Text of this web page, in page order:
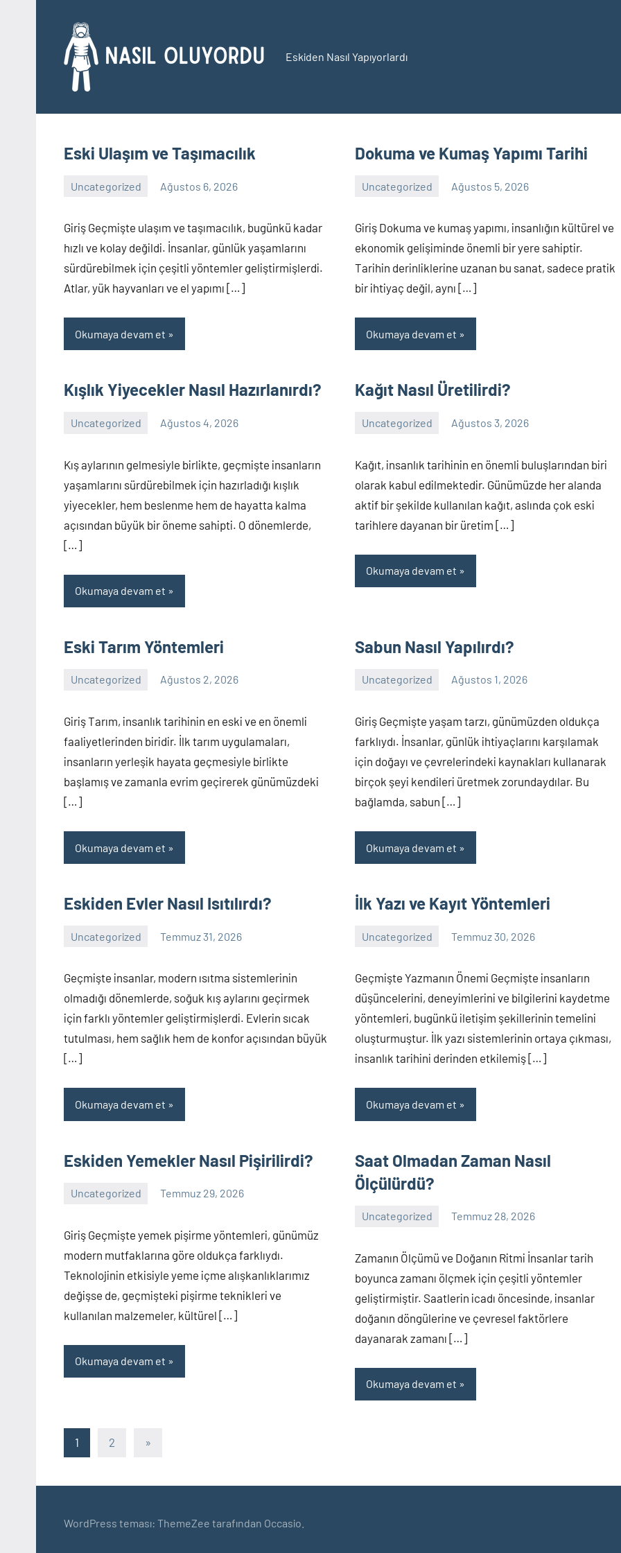
Oluyordu
Eskiden Nasıl Yapıyorlardı
Eski Ulaşım ve Taşımacılık
Uncategorized Ağustos 6, 2026
Giriş Geçmişte ulaşım ve taşımacılık, bugünkü kadar
hızlı ve kolay değildi. İnsanlar, günlük yaşamlarını
sürdürebilmek için çeşitli yöntemler geliştirmişlerdi.
Atlar, yük hayvanları ve el yapımı […]
Okumaya devam et
Dokuma ve Kumaş Yapımı Tarihi
Uncategorized Ağustos 5, 2026
Giriş Dokuma ve kumaş yapımı, insanlığın kültürel ve
ekonomik gelişiminde önemli bir yere sahiptir.
Tarihin derinliklerine uzanan bu sanat, sadece pratik
bir ihtiyaç değil, aynı […]
Okumaya devam et
Kışlık Yiyecekler Nasıl Hazırlanırdı?
Uncategorized Ağustos 4, 2026
Kış aylarının gelmesiyle birlikte, geçmişte insanların
yaşamlarını sürdürebilmek için hazırladığı kışlık
yiyecekler, hem beslenme hem de hayatta kalma
açısından büyük bir öneme sahipti. O dönemlerde,
[…]
Okumaya devam et
Kağıt Nasıl Üretilirdi?
Uncategorized Ağustos 3, 2026
Kağıt, insanlık tarihinin en önemli buluşlarından biri
olarak kabul edilmektedir. Günümüzde her alanda
aktif bir şekilde kullanılan kağıt, aslında çok eski
tarihlere dayanan bir üretim […]
Okumaya devam et
Eski Tarım Yöntemleri
Uncategorized Ağustos 2, 2026
Giriş Tarım, insanlık tarihinin en eski ve en önemli
faaliyetlerinden biridir. İlk tarım uygulamaları,
insanların yerleşik hayata geçmesiyle birlikte
başlamış ve zamanla evrim geçirerek günümüzdeki
[…]
Okumaya devam et
Sabun Nasıl Yapılırdı?
Uncategorized Ağustos 1, 2026
Giriş Geçmişte yaşam tarzı, günümüzden oldukça
farklıydı. İnsanlar, günlük ihtiyaçlarını karşılamak
için doğayı ve çevrelerindeki kaynakları kullanarak
birçok şeyi kendileri üretmek zorundaydılar. Bu
bağlamda, sabun […]
Okumaya devam et
Eskiden Evler Nasıl Isıtılırdı?
Uncategorized Temmuz 31, 2026
Geçmişte insanlar, modern ısıtma sistemlerinin
olmadığı dönemlerde, soğuk kış aylarını geçirmek
için farklı yöntemler geliştirmişlerdi. Evlerin sıcak
tutulması, hem sağlık hem de konfor açısından büyük
[…]
Okumaya devam et
İlk Yazı ve Kayıt Yöntemleri
Uncategorized Temmuz 30, 2026
Geçmişte Yazmanın Önemi Geçmişte insanların
düşüncelerini, deneyimlerini ve bilgilerini kaydetme
yöntemleri, bugünkü iletişim şekillerinin temelini
oluşturmuştur. İlk yazı sistemlerinin ortaya çıkması,
insanlık tarihini derinden etkilemiş […]
Okumaya devam et
Eskiden Yemekler Nasıl Pişirilirdi?
Uncategorized Temmuz 29, 2026
Giriş Geçmişte yemek pişirme yöntemleri, günümüz
modern mutfaklarına göre oldukça farklıydı.
Teknolojinin etkisiyle yeme içme alışkanlıklarımız
değişse de, geçmişteki pişirme teknikleri ve
kullanılan malzemeler, kültürel […]
Okumaya devam et
Saat Olmadan Zaman Nasıl
Ölçülürdü?
Uncategorized Temmuz 28, 2026
Zamanın Ölçümü ve Doğanın Ritmi İnsanlar tarih
boyunca zamanı ölçmek için çeşitli yöntemler
geliştirmiştir. Saatlerin icadı öncesinde, insanlar
doğanın döngülerine ve çevresel faktörlere
dayanarak zamanı […]
Okumaya devam et
Yazı
sayfalaması
1 2
Sonraki
»
WordPress teması: ThemeZee tarafından Occasio.